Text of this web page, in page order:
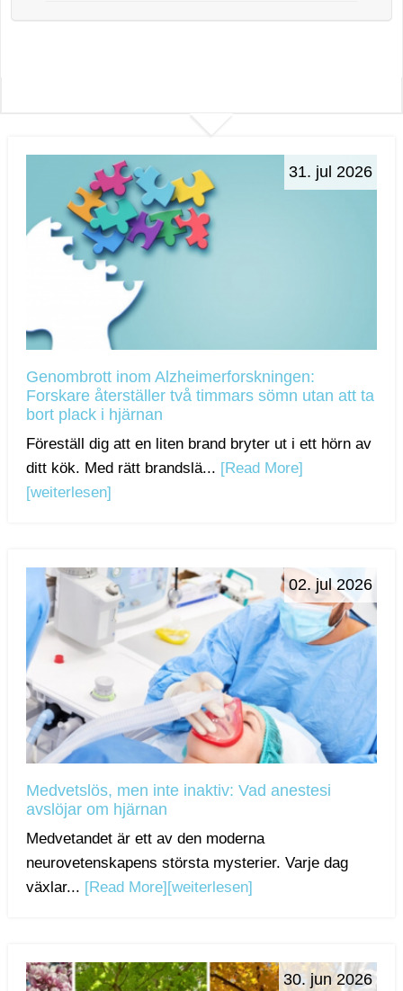
31. jul 2026
Genombrott inom Alzheimerforskningen:
Forskare återställer två timmars sömn utan att ta
bort plack i hjärnan
Föreställ dig att en liten brand bryter ut i ett hörn av
ditt kök. Med rätt brandslä... [Read More]
[weiterlesen]
02. jul 2026
Medvetslös, men inte inaktiv: Vad anestesi
avslöjar om hjärnan
Medvetandet är ett av den moderna
neurovetenskapens största mysterier. Varje dag
växlar... [Read More] [weiterlesen]
30. jun 2026